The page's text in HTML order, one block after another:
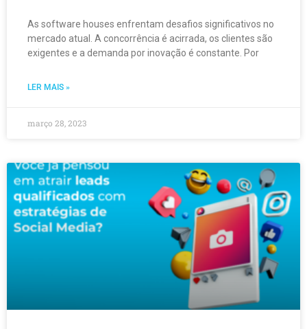
As software houses enfrentam desafios significativos no
mercado atual. A concorrência é acirrada, os clientes são
exigentes e a demanda por inovação é constante. Por
LER MAIS »
março 28, 2023